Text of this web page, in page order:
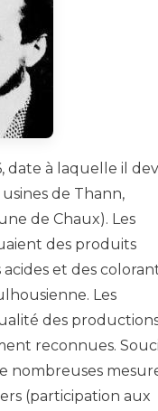
date à laquelle il
de Thann,
de Chaux). Les
des produits
et des
Les
des
reconnues.
nombreuses
(participation aux